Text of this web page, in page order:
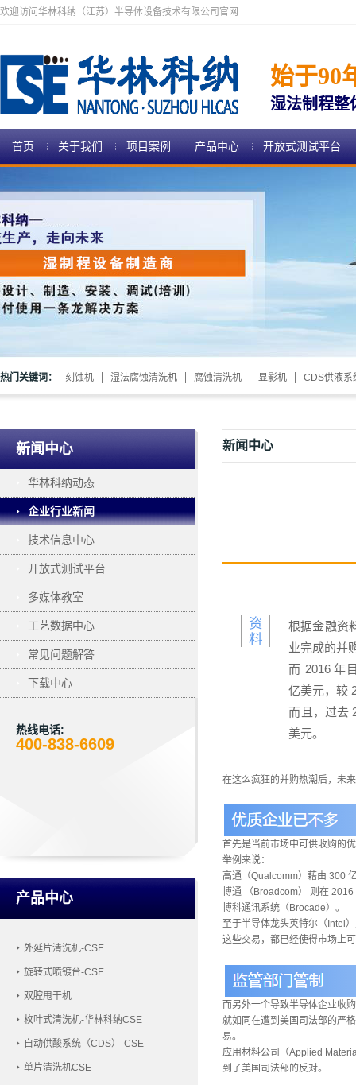
欢迎访问华林科纳（江苏）半导体设备技术有限公司官网
始于90
湿法制程整
首页 关于我们 项目案例 产品中心 开放式测试平台
热门关键词： 刻蚀机 湿法腐蚀清洗机 腐蚀清洗机 显影机 CDS供液系
新闻中心
华林科纳动态
企业行业新闻
技术信息中心
开放式测试平台
多媒体教室
工艺数据中心
常见问题解答
下载中心
热线电话:
400-838-6609
产品中心
外延片清洗机-CSE
旋转式喷镀台-CSE
双腔甩干机
枚叶式清洗机-华林科纳CSE
自动供酸系统（CDS）-CSE
单片清洗机CSE
新闻中心
资
料
根据金融资
业完成的并
而 2016 年
亿美元，较
而且，过去
美元。
在这么疯狂的并购热潮后，未
首先是当前市场中可供收购的
举例来说：
高通（Qualcomm）藉由 300
博通 （Broadcom） 则在
博科通讯系统（Brocade）。
至于半导体龙头英特尔（Intel
这些交易，都已经使得市场上
而另外一个导致半导体企业收
就如同在遭到美国司法部的严
易。
应用材料公司（Applied
到了美国司法部的反对。